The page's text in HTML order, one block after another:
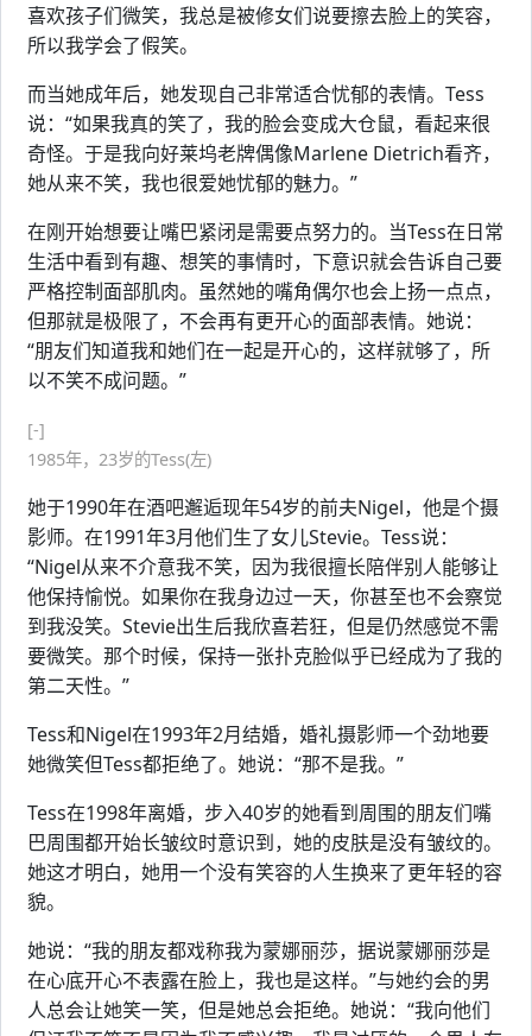
喜欢孩子们微笑，我总是被修女们说要擦去脸上的笑容，
所以我学会了假笑。
而当她成年后，她发现自己非常适合忧郁的表情。Tess
说：“如果我真的笑了，我的脸会变成大仓鼠，看起来很
奇怪。于是我向好莱坞老牌偶像Marlene Dietrich看齐，
她从来不笑，我也很爱她忧郁的魅力。”
在刚开始想要让嘴巴紧闭是需要点努力的。当Tess在日常
生活中看到有趣、想笑的事情时，下意识就会告诉自己要
严格控制面部肌肉。虽然她的嘴角偶尔也会上扬一点点，
但那就是极限了，不会再有更开心的面部表情。她说：
“朋友们知道我和她们在一起是开心的，这样就够了，所
以不笑不成问题。”
[-]
1985年，23岁的Tess(左)
她于1990年在酒吧邂逅现年54岁的前夫Nigel，他是个摄
影师。在1991年3月他们生了女儿Stevie。Tess说：
“Nigel从来不介意我不笑，因为我很擅长陪伴别人能够让
他保持愉悦。如果你在我身边过一天，你甚至也不会察觉
到我没笑。Stevie出生后我欣喜若狂，但是仍然感觉不需
要微笑。那个时候，保持一张扑克脸似乎已经成为了我的
第二天性。”
Tess和Nigel在1993年2月结婚，婚礼摄影师一个劲地要
她微笑但Tess都拒绝了。她说：“那不是我。”
Tess在1998年离婚，步入40岁的她看到周围的朋友们嘴
巴周围都开始长皱纹时意识到，她的皮肤是没有皱纹的。
她这才明白，她用一个没有笑容的人生换来了更年轻的容
貌。
她说：“我的朋友都戏称我为蒙娜丽莎，据说蒙娜丽莎是
在心底开心不表露在脸上，我也是这样。”与她约会的男
人总会让她笑一笑，但是她总会拒绝。她说：“我向他们